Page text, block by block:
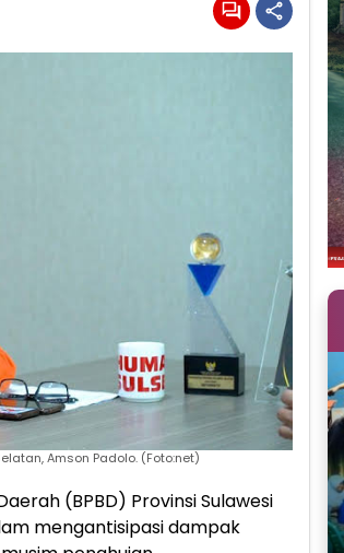
Amson Padolo. (Foto:net)
(BPBD) Provinsi Sulawesi
mengantisipasi dampak